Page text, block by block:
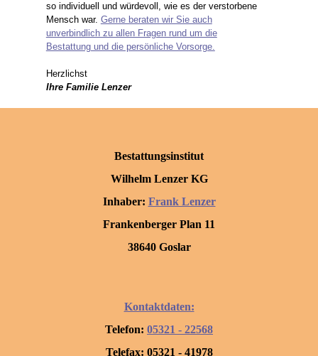
so individuell und würdevoll, wie es der verstorbene
Mensch war. Gerne beraten wir Sie auch
unverbindlich zu allen Fragen rund um die
Bestattung und die persönliche Vorsorge.
Herzlichst
Ihre Familie Lenzer
Bestattungsinstitut
Wilhelm Lenzer KG
Inhaber: Frank Lenzer
Frankenberger Plan 11
38640 Goslar
Kontaktdaten:
Telefon: 05321 - 22568
Telefax: 05321 - 41978